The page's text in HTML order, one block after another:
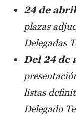
24 de
plazas
Delegadas
Del 24 de
listas
Delegado